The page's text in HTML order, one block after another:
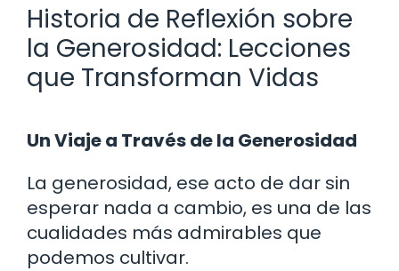
Historia de Reflexión sobre
la Generosidad: Lecciones
que Transforman Vidas
Un Viaje a Través de la Generosidad
La generosidad, ese acto de dar sin
esperar nada a cambio, es una de las
cualidades más admirables que
podemos cultivar.